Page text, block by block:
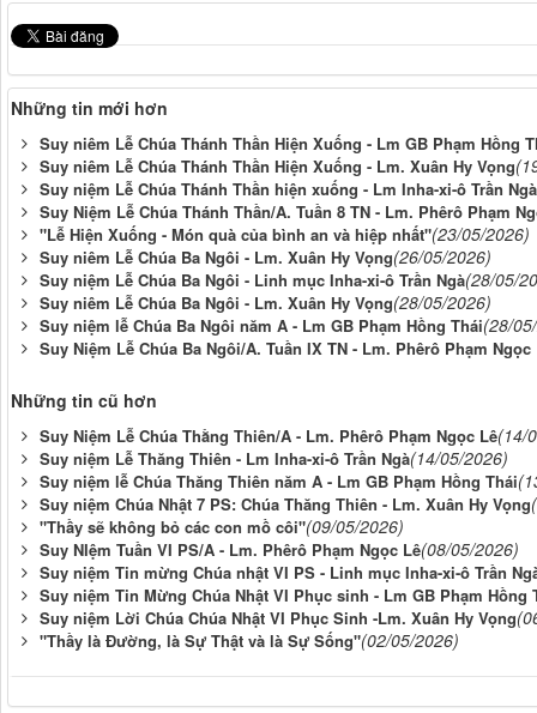
Những tin mới hơn
Suy niêm Lễ Chúa Thánh Thần Hiện Xuống - Lm GB Phạm Hồng
Suy niêm Lễ Chúa Thánh Thần Hiện Xuống - Lm. Xuân Hy Vọng
Suy niệm Lễ Chúa Thánh Thần hiện xuống - Lm Inha-xi-ô Trần Ngà
Suy Niệm Lễ Chúa Thánh Thần/A. Tuần 8 TN - Lm. Phêrô Phạm
"Lễ Hiện Xuống - Món quà của bình an và hiệp nhất"(23/05/2026)
Suy niêm Lễ Chúa Ba Ngôi - Lm. Xuân Hy Vọng(26/05/2026)
Suy niệm Lễ Chúa Ba Ngôi - Linh mục Inha-xi-ô Trần Ngà(28/05/
Suy niêm Lễ Chúa Ba Ngôi - Lm. Xuân Hy Vọng(28/05/2026)
Suy niệm lễ Chúa Ba Ngôi năm A - Lm GB Phạm Hồng Thái(28/
Suy Niệm Lễ Chúa Ba Ngôi/A. Tuần IX TN - Lm. Phêrô Phạm Ngọc
Những tin cũ hơn
Suy Niệm Lễ Chúa Thằng Thiên/A - Lm. Phêrô Phạm Ngọc Lê(14/
Suy niệm Lễ Thăng Thiên - Lm Inha-xi-ô Trần Ngà(14/05/2026)
Suy niệm lễ Chúa Thăng Thiên năm A - Lm GB Phạm Hồng Thái
Suy niệm Chúa Nhật 7 PS: Chúa Thăng Thiên - Lm. Xuân Hy Vọng
"Thầy sẽ không bỏ các con mồ côi"(09/05/2026)
Suy NIệm Tuần VI PS/A - Lm. Phêrô Phạm Ngọc Lê(08/05/2026)
Suy niệm Tin mừng Chúa nhật VI PS - Linh mục Inha-xi-ô Trần
Suy niệm Tin Mừng Chúa Nhật VI Phục sinh - Lm GB Phạm Hồng
Suy niệm Lời Chúa Chúa Nhật VI Phục Sinh -Lm. Xuân Hy Vọng
"Thầy là Đường, là Sự Thật và là Sự Sống"(02/05/2026)